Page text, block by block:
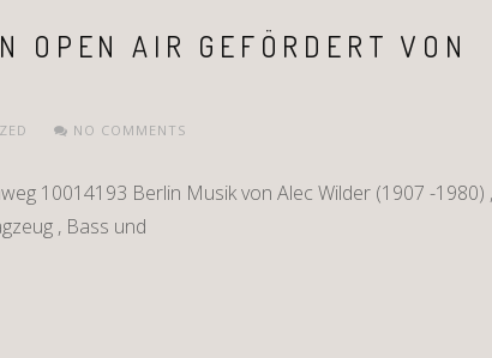
OPEN AIR GEFÖRDERT VON
NO COMMENTS
10014193 Berlin Musik von Alec Wilder (1907 -1980)
, Bass und